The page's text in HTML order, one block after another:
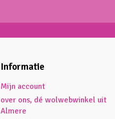
Informatie
Mijn account
over ons, dé wolwebwinkel uit
Almere